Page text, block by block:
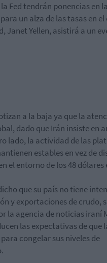
Fed tendrán ponencias en
un alza de las tasas en
Janet Yellen, asistirá a un
a la baja ya que la
dado que Irán insiste en
lado, la actividad de las
estables en vez de
el entorno de los 48 dólares
que su país no tiene
y exportaciones de crudo,
la agencia de noticias iraní
las expectativas de que
congelar sus niveles de